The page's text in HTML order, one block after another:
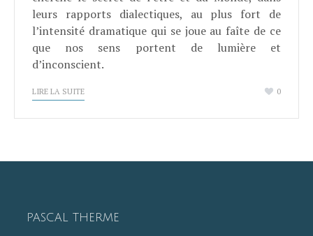
leurs rapports dialectiques, au plus fort de
l’intensité dramatique qui se joue au faîte de ce
que nos sens portent de lumière et
d’inconscient.
LIRE LA SUITE 0
PASCAL THERME